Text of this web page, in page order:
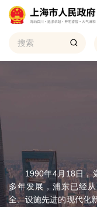
1990年4月18日，党
多年发展，浦东已经
全、设施先进的现代化